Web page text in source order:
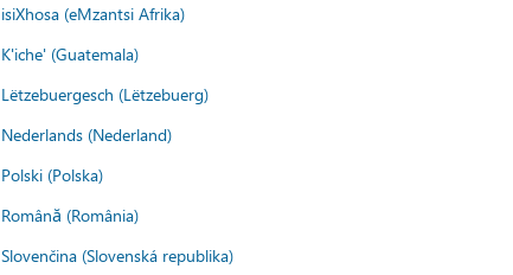
isiXhosa (eMzantsi Afrika)
K'iche' (Guatemala)
Lëtzebuergesch (Lëtzebuerg)
Nederlands (Nederland)
Polski (Polska)
Română (România)
Slovenčina (Slovenská republika)